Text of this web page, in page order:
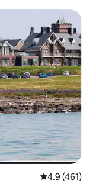
レビュー461
4.9 (461)